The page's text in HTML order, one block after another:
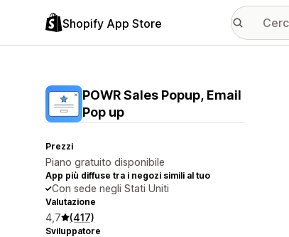
Shopify App Store
POWR Sales Popup, Email
Pop up
Prezzi
Piano gratuito disponibile
App più diffuse tra i negozi simili al tuo
Con sede negli Stati Uniti
Valutazione
4,7 (417)
Sviluppatore